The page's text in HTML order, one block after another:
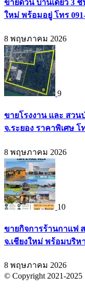
ขายด่วน บ้านเดี่ยว 3
ใหม่ พร้อมอยู่ โทร 091-
8 พฤษภาคม 2026
9
ขายโรงงาน และ สวน
จ.ระยอง ราคาพิเศษ โ
8 พฤษภาคม 2026
10
ขายกิจการร้านกาแฟ
จ.เชียงใหม่ พร้อมบริห
8 พฤษภาคม 2026
© Copyright 2021-2025